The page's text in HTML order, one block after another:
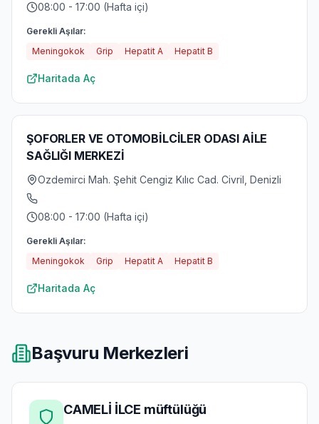
08:00 - 17:00 (Hafta içi)
Gerekli Aşılar:
Meningokok
Grip Hepatit A Hepatit B
Haritada Aç
ŞOFORLER VE OTOMOBİLCİLER ODASI AİLE
SAĞLIĞI MERKEZİ
Ozdemirci Mah. Şehit Cengiz Kılıc Cad. Civril, Denizli
08:00 - 17:00 (Hafta içi)
Gerekli Aşılar:
Meningokok
Grip Hepatit A Hepatit B
Haritada Aç
Başvuru Merkezleri
CAMELİ İLCE müftülüğü